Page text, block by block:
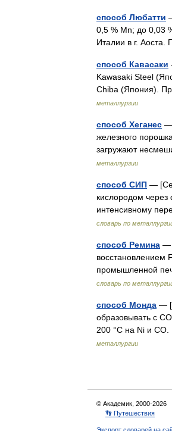
способ Любатти
0,5 % Mn; до 0,03
Италии в г.
способ Кавасаки
Kawasaki Steel
Chiba (Япония).
металлургии
способ Хеганес —
железного
загружают
металлургии
способ СИП —
кислородом
интенсивному
словарь по
способ Ремина —
восстановлением
промышленной
словарь по
способ Монда —
образовывать с
200 °С на Ni и СО.
металлургии
© Академик, 2000-2026
👣 Путешествия